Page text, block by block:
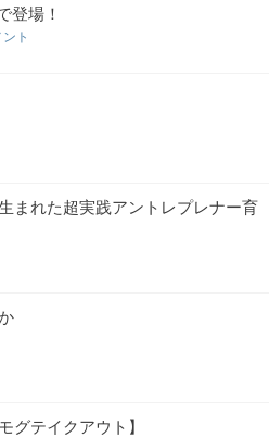
登場！
ト
まれた超実践アントレプレナー育
グテイクアウト】